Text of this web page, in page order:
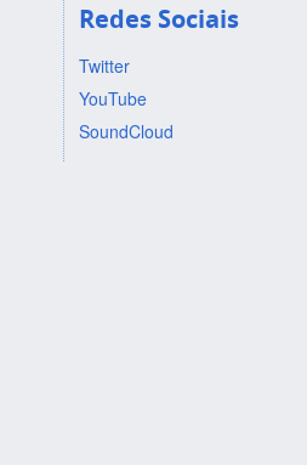
Redes Sociais
Twitter
YouTube
SoundCloud